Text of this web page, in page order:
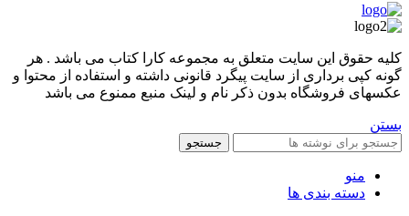
کليه حقوق اين سايت متعلق به مجموعه کارا کتاب می باشد . هر
گونه کپی برداری از سایت پیگرد قانونی داشته و استفاده از محتوا و
عکسهای فروشگاه بدون ذکر نام و لینک منبع ممنوع می باشد
بستن
جستجو
منو
دسته بندی ها